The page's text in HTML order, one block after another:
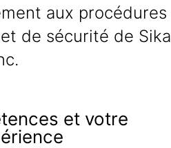
aux procédures
de sécurité de Sika
et votre